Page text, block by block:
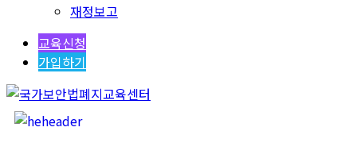
재정보고
교육신청
가입하기